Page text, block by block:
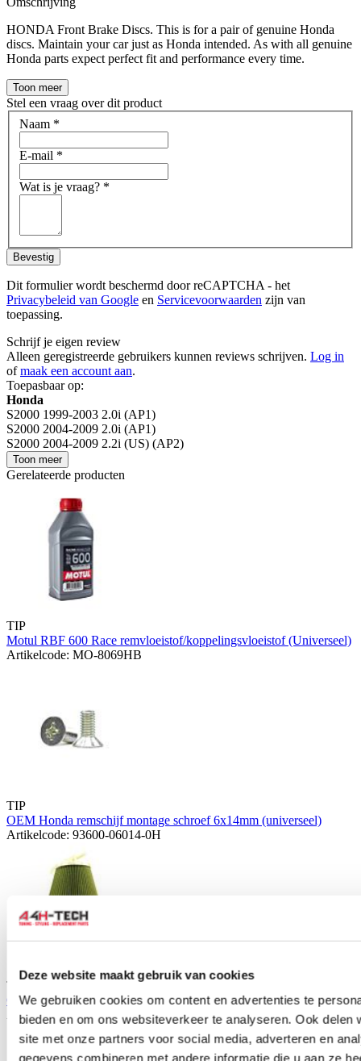
Deze website maakt gebruik van cookies
We gebruiken cookies om content en advertenties te
bieden en om ons websiteverkeer te analyseren. Ook
site met onze partners voor social media, adverteren en
gegevens combineren met andere informatie die u aan ze
HONDA Front Brake Discs. This is for a pair of genuine Honda
discs. Maintain your car just as Honda intended. As with all genuine
Honda parts expect perfect fit and performance every time.
Toon meer
Stel een vraag over dit product
Naam *
E-mail *
Wat is je vraag? *
Bevestig
Dit formulier wordt beschermd door reCAPTCHA - het
Privacybeleid van Google en Servicevoorwaarden zijn van
toepassing.
Schrijf je eigen review
Alleen geregistreerde gebruikers kunnen reviews schrijven. Log in
ofmaak een account aan.
Toepasbaar op:
Honda
S2000 1999-2003 2.0i (AP1)
S2000 2004-2009 2.0i (AP1)
S2000 2004-2009 2.2i (US) (AP2)
Toon meer
Gerelateerde producten
TIP
Motul RBF 600 Race remvloeistof/koppelingsvloeistof (Universeel)
Artikelcode: MO-8069HB
TIP
OEM Honda remschijf montage schroef 6x14mm (universeel)
Artikelcode: 93600-06014-0H
TIP
OEM Honda luchtfilter (S2000 99-09)
Artikelcode: 17220-PCX-003